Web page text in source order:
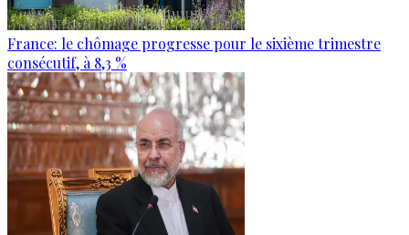
France: le chômage progresse pour le sixième trimestre
consécutif, à 8,3 %